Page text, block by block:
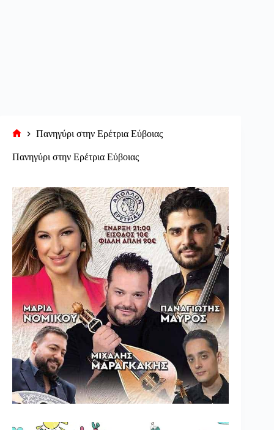
σελίδα
Πανηγύρι στην Ερέτρια Εύβοιας
Πανηγύρι στην Ερέτρια Εύβοιας